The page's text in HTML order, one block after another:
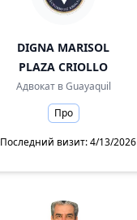
DIGNA MARISOL
PLAZA CRIOLLO
Адвокат в Guayaquil
Про
Последний визит: 4/13/2026